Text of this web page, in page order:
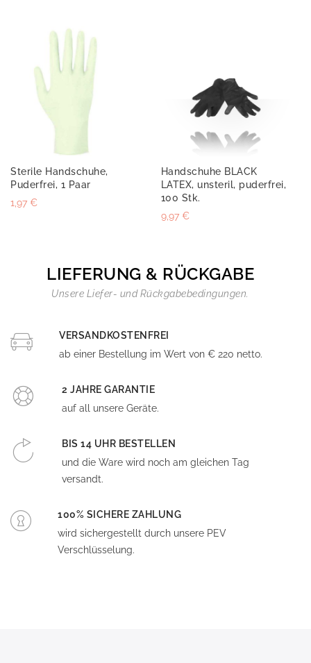
Sterile Handschuhe,
Puderfrei, 1 Paar
1,97 €
Handschuhe BLACK
LATEX, unsteril, puderfrei,
100 Stk.
9,97 €
LIEFERUNG & RÜCKGABE
Unsere Liefer- und Rückgabebedingungen.
VERSANDKOSTENFREI
ab einer Bestellung im Wert von € 220 netto.
2 JAHRE GARANTIE
auf all unsere Geräte.
BIS 14 UHR BESTELLEN
und die Ware wird noch am gleichen Tag
versandt.
100% SICHERE ZAHLUNG
wird sichergestellt durch unsere PEV
Verschlüsselung.